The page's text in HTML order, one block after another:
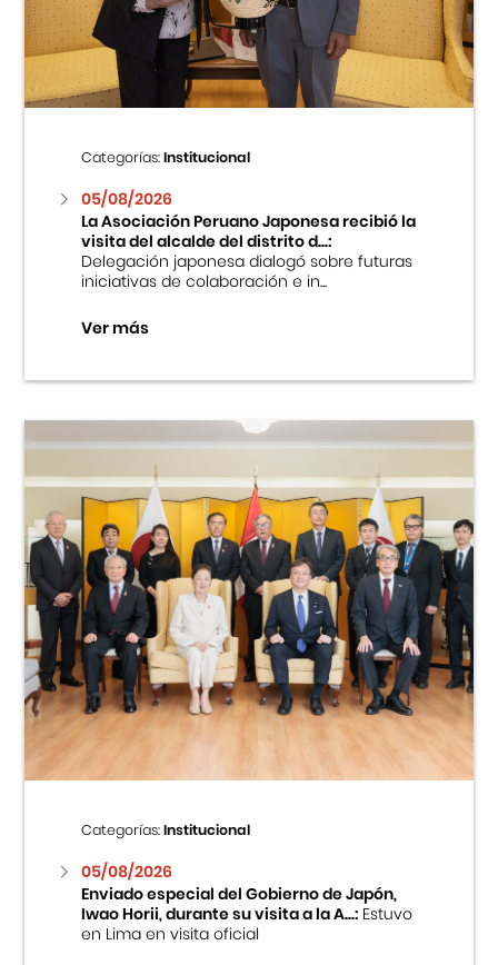
Centro Cultural Peruano Japonés
Cursos
Museo de la Inmigración Japonesa
Fondo Editorial
Teatro Peruano Japonés
Categorías:Institucional
05/08/2026
La Asociación Peruano Japonesa recibió la
visita del alcalde del distrito d...:
Delegación japonesa dialogó sobre futuras
iniciativas de colaboración e in...
Ver más
Categorías:Institucional
05/08/2026
Enviado especial del Gobierno de Japón,
Iwao Horii, durante su visita a la A...:Estuvo
en Lima en visita oficial